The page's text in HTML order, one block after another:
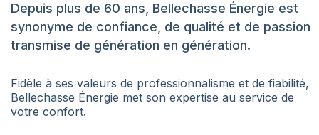
Depuis plus de 60 ans, Bellechasse Énergie est
synonyme de confiance, de qualité et de passion
transmise de génération en génération.
Fidèle à ses valeurs de professionnalisme et de fiabilité,
Bellechasse Énergie met son expertise au service de
votre confort.